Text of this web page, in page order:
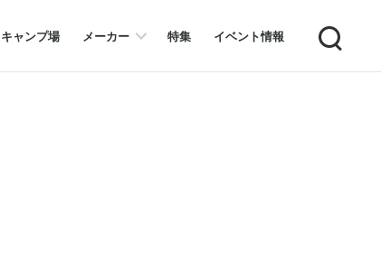
キャンプ場 メーカー 特集 イベント情報 Search